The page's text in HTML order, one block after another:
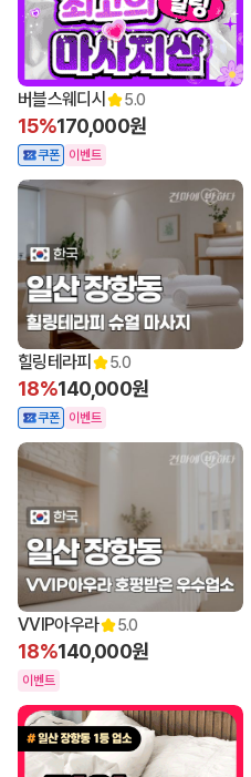
버블스웨디시 5.0
15%170,000원
쿠폰 이벤트
힐링테라피 5.0
18%140,000원
쿠폰 이벤트
VVIP아우라 5.0
18%140,000원
이벤트